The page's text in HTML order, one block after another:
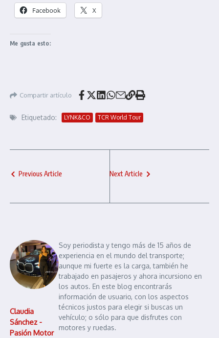
Facebook X
Me gusta esto:
Compartir artículo
Etiquetado: LYNK&CO TCR World Tour
Previous Article Next Article
Claudia
Sánchez -
Pasión Motor
Soy periodista y tengo más de 15 años de
experiencia en el mundo del transporte;
aunque mi fuerte es la carga, también he
trabajado en pasajeros y ahora incursiono en
los autos. En este blog encontrarás
información de usuario, con los aspectos
técnicos justos para elegir si buscas un
vehículo; o sólo para que disfrutes con
motores y ruedas.